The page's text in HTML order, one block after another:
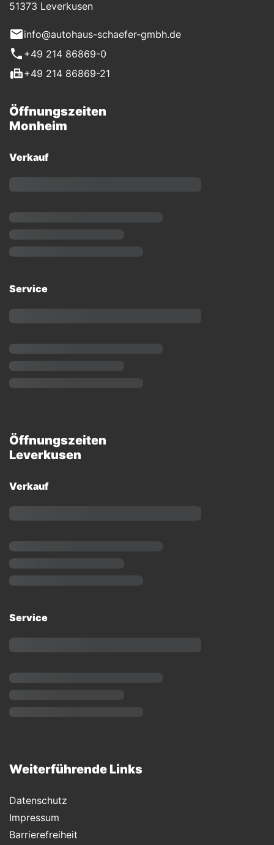
51373 Leverkusen
info@autohaus-schaefer-gmbh.de
+49 214 86869-0
+49 214 86869-21
Öffnungszeiten
Monheim
Verkauf
Service
Öffnungszeiten
Leverkusen
Verkauf
Service
Weiterführende Links
Datenschutz
Impressum
Barrierefreiheit